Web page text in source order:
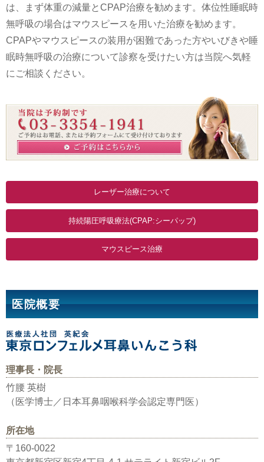
は、まず体重の減量とCPAP治療を勧めます。体位性睡眠時
無呼吸の場合はマウスピースを用いた治療を勧めます。
CPAPやマウスピースの装用が困難であった方やいびきや睡
眠時無呼吸の治療について診察を受けたい方は当院へ気軽
にご相談ください。
レーザー治療について
持続陽圧呼吸療法(CPAP:シーパップ)
マウスピース治療
医院概要
理事長・院長
竹腰 英樹
（医学博士／日本耳鼻咽喉科学会認定専門医）
所在地
〒160-0022